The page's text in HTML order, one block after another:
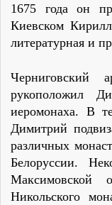
1675 года он
Киевском
литературная и
Черниговский
рукоположил
иеромонаха. В
Димитрий
различных
Белоруссии.
Максимовской
Никольского